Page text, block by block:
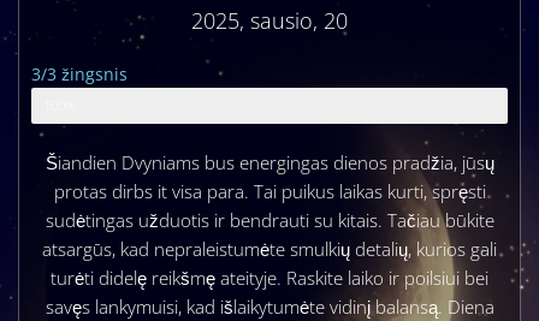
2025, sausio, 20
3/3 žingsnis
Šiandien Dvyniams bus energingas dienos pradžia, jūsų
protas dirbs it visa para. Tai puikus laikas kurti, spręsti
sudėtingas užduotis ir bendrauti su kitais. Tačiau būkite
atsargūs, kad nepraleistumėte smulkių detalių, kurios gali
turėti didelę reikšmę ateityje. Raskite laiko ir poilsiui bei
savęs lankymuisi, kad išlaikytumėte vidinį balansą. Diena